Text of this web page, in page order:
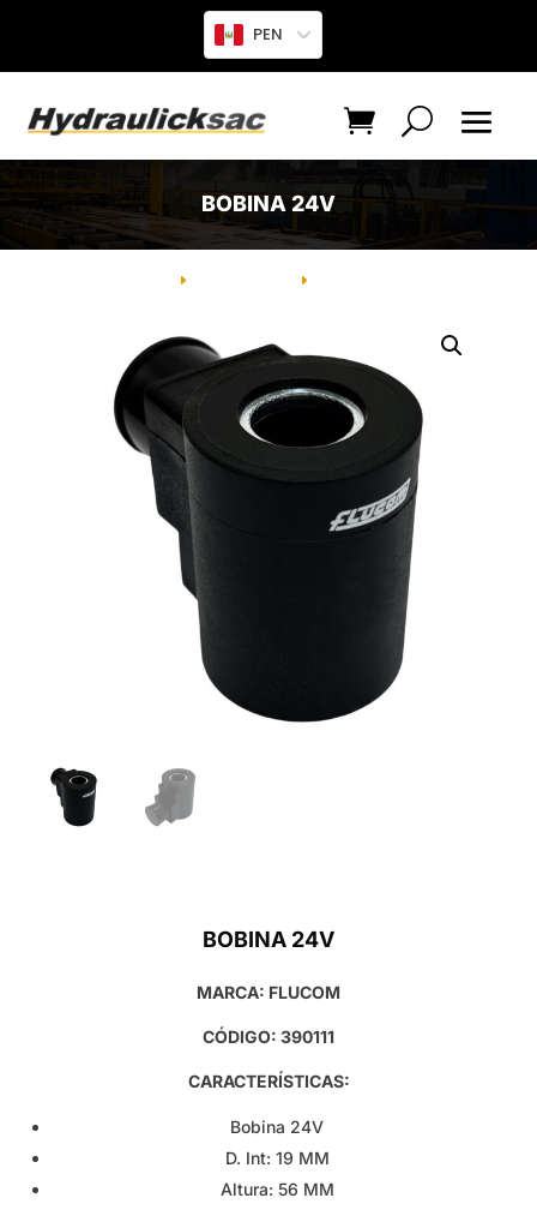
PEN
BOBINA 24V
E E
BOBINA 24V
MARCA: FLUCOM
CÓDIGO: 390111
CARACTERÍSTICAS:
Bobina 24V
D. Int: 19 MM
Altura: 56 MM